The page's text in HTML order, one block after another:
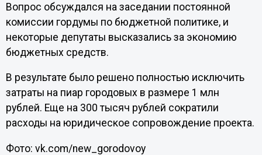
Вопрос обсуждался на заседании постоянной
комиссии гордумы по бюджетной политике, и
некоторые депутаты высказались за экономию
бюджетных средств.
В результате было решено полностью исключить
затраты на пиар городовых в размере 1 млн
рублей. Еще на 300 тысяч рублей сократили
расходы на юридическое сопровождение проекта.
Фото: vk.com/new_gorodovoy